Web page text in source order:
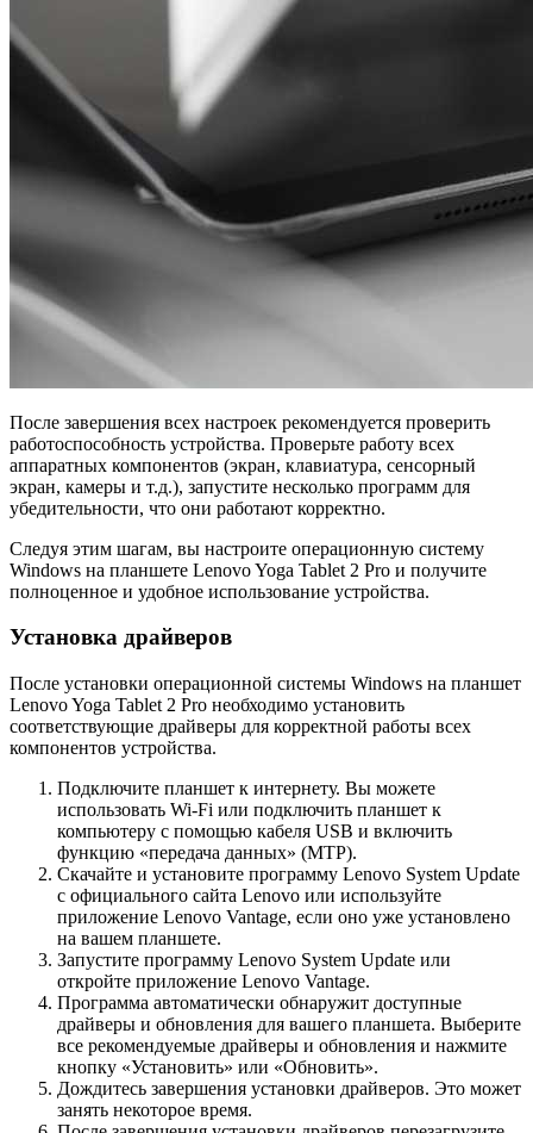
После завершения всех настроек рекомендуется проверить
работоспособность устройства. Проверьте работу всех
аппаратных компонентов (экран, клавиатура, сенсорный
экран, камеры и т.д.), запустите несколько программ для
убедительности, что они работают корректно.
Следуя этим шагам, вы настроите операционную систему
Windows на планшете Lenovo Yoga Tablet 2 Pro и получите
полноценное и удобное использование устройства.
Установка драйверов
После установки операционной системы Windows на планшет
Lenovo Yoga Tablet 2 Pro необходимо установить
соответствующие драйверы для корректной работы всех
компонентов устройства.
Подключите планшет к интернету. Вы можете
использовать Wi-Fi или подключить планшет к
компьютеру с помощью кабеля USB и включить
функцию «передача данных» (MTP).
Скачайте и установите программу Lenovo System Update
с официального сайта Lenovo или используйте
приложение Lenovo Vantage, если оно уже установлено
на вашем планшете.
Запустите программу Lenovo System Update или
откройте приложение Lenovo Vantage.
Программа автоматически обнаружит доступные
драйверы и обновления для вашего планшета. Выберите
все рекомендуемые драйверы и обновления и нажмите
кнопку «Установить» или «Обновить».
Дождитесь завершения установки драйверов. Это может
занять некоторое время.